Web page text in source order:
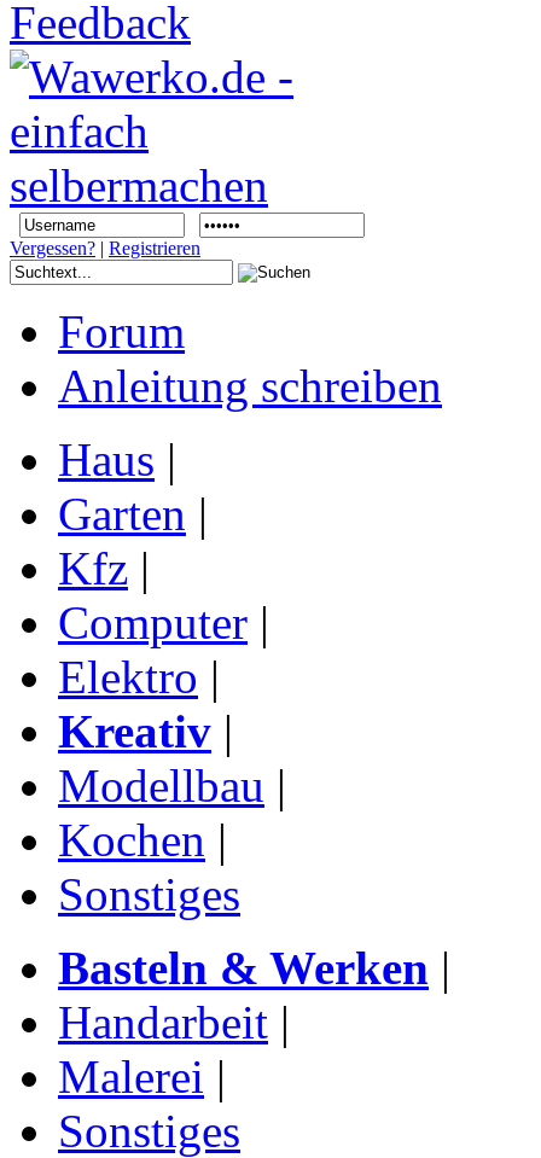
Vergessen? | Registrieren
Forum
Anleitung schreiben
Haus |
Garten |
Kfz |
Computer |
Elektro |
Kreativ |
Modellbau |
Kochen |
Sonstiges
Basteln & Werken |
Handarbeit |
Malerei |
Sonstiges